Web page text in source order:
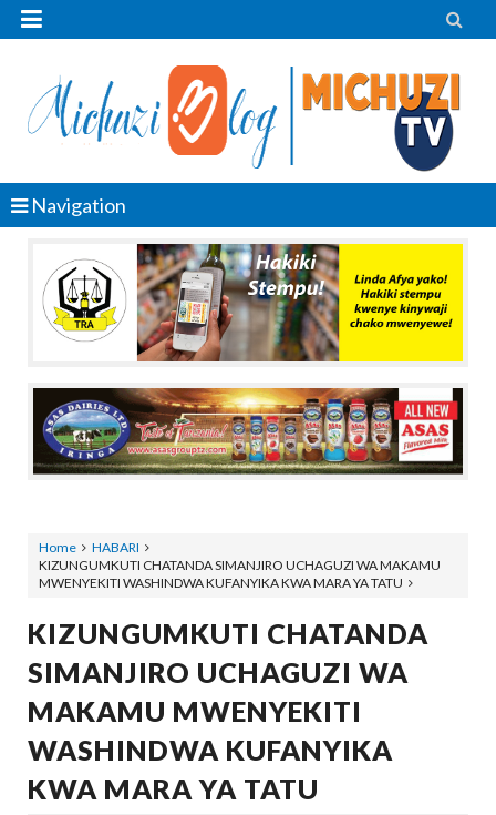
 
Navigation
Home
HABARI
KIZUNGUMKUTI CHATANDA SIMANJIRO UCHAGUZI WA MAKAMU
MWENYEKITI WASHINDWA KUFANYIKA KWA MARA YA TATU
KIZUNGUMKUTI CHATANDA
SIMANJIRO UCHAGUZI WA
MAKAMU MWENYEKITI
WASHINDWA KUFANYIKA
KWA MARA YA TATU